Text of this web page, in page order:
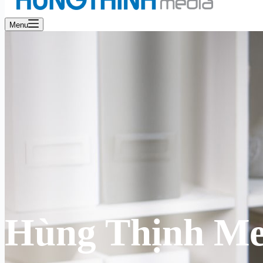
Menu
Hùng Thịnh